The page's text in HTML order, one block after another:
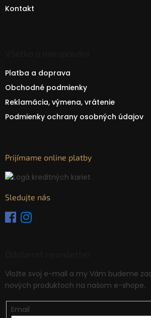
Kontakt
Platba a doprava
Obchodné podmienky
Reklamácia, výmena, vrátenie
Podmienky ochrany osobných údajov
Prijímame online platby
Sledujte nás
Vložte svoj e-mail a my Vám budeme
nových produktoch na našom e-shope.
Email